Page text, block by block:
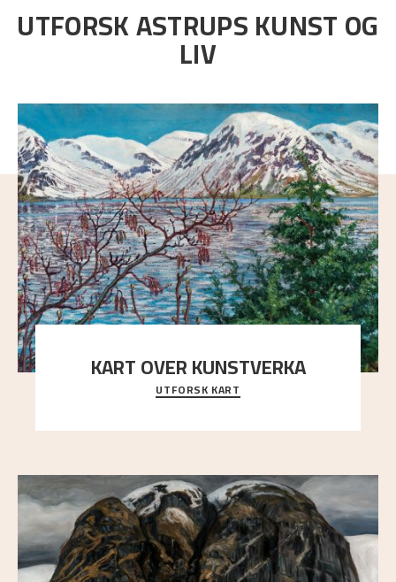
UTFORSK ASTRUPS KUNST OG
LIV
KART OVER KUNSTVERKA
Utforsk stedene og utsiktene i Astrups malerier
UTFORSK KART